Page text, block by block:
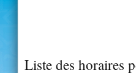
Liste des horaires